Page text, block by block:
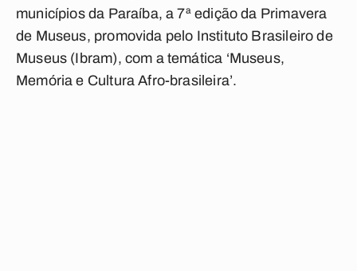
municípios da Paraíba, a 7ª edição da Primavera
de Museus, promovida pelo Instituto Brasileiro de
Museus (Ibram), com a temática ‘Museus,
Memória e Cultura Afro-brasileira’.